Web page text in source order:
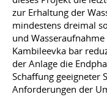
zur Erhaltung der
mindestens dreimal
und
Kambileevka bar
der Anlage die
Schaffung geeigneter
Anforderungen der